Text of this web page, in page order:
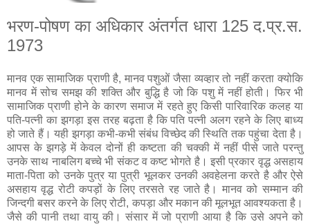
भरण-पोषण का अधिकार अंतर्गत धारा 125 द.प्र.स.
1973
मानव एक सामाजिक प्राणी है, मानव पशुओं जैसा व्यव्हार तो नहीं करता क्योकि
मानव में सोच समझ की शक्ति और बुद्धि है जो कि पशु में नहीं होती। फिर भी
सामाजिक प्राणी होने के कारण समाज में रहते हुए किसी पारिवारिक कलह या
पति-पत्नी का झगड़ा इस तरह बढ़ता है कि पति पत्नी अलग रहने के लिए बाध्य
हो जाते हैं। यही झगड़ा कभी-कभी संबंध विच्छेद की स्थिति तक पहुंचा देता है।
आपस के झगड़े में केवल दोनों ही कष्टता की चक्की में नहीं पीसे जाते परन्तु
उनके साथ नाबलिग बच्चे भी संकट व कष्ट भोगते है। इसी प्रकार वृद्ध असहाय
माता-पिता को उनके पुत्र या पुत्री भूलकर उनकी अवहेलना करते है और ऐसे
असहाय वृद्ध रोटी कपड़ों के लिए तरसते रह जाते है। मानव को सम्मान की
जिन्दगी बसर करने के लिए रोटी, कपड़ा और मकान की मूलभूत आवश्यकता है।
जैसे की पानी तथा वायु की। संसार में जो प्राणी आया है कि उसे अपने को